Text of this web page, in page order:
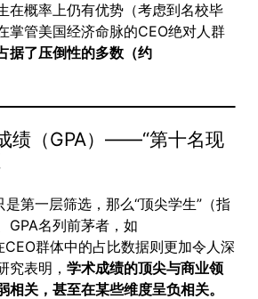
在概率上仍有优势（考虑到名校毕
掌管美国经济命脉的CEO绝对人群
据了压倒性的多数（约
绩（GPA）——“第十名现
是第一层筛选，那么“顶尖学生”（指
GPA名列前茅者，如
群体中的占比数据则更加令人深
究表明， 学术成绩的顶尖与商业领
相关，甚至在某些维度呈负相关。